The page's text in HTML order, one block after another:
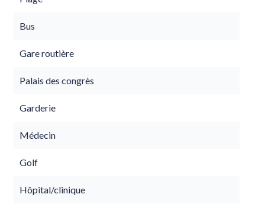
Bus
Gare routière
Palais des congrès
Garderie
Médecin
Golf
Hôpital/clinique